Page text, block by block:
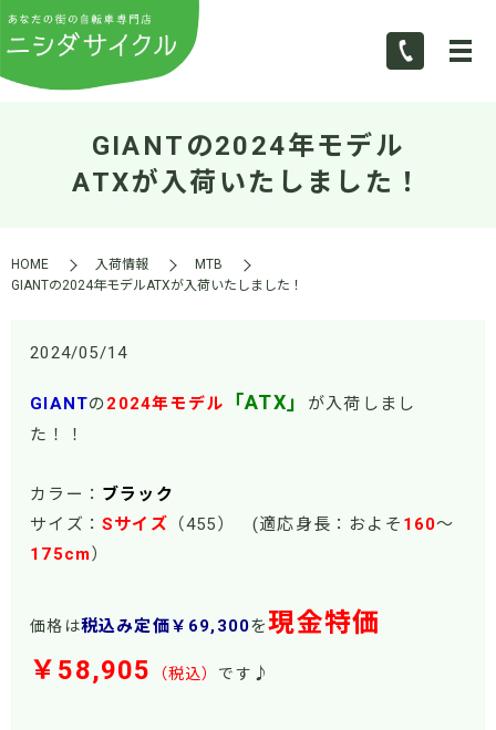
GIANTの2024年モデル
ATXが入荷いたしました！
HOME 入荷情報
MTB
GIANTの2024年モデルATXが入荷いたしました！
2024/05/14
GIANTの 2024年モデル 「ATX」
が入荷しまし
た！！
カラー： ブラック
サイズ： Sサイズ （455） (適応身長：およそ 160～
175cm）
価格は税込み定価￥69,300を現金特価
￥58,905
（税込） です ♪